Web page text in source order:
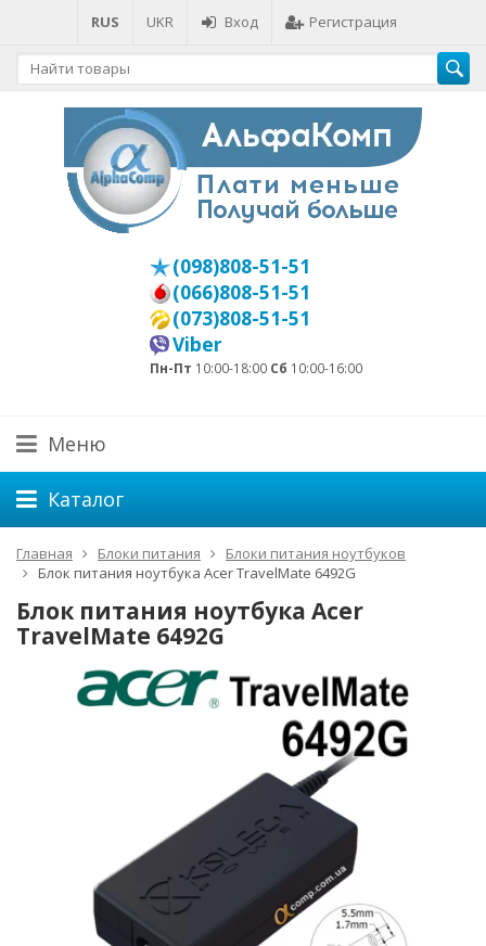
RUS UKR Вход Регистрация
(098)808-51-51
(066)808-51-51
(073)808-51-51
Viber
Пн-Пт 10:00-18:00 Сб 10:00-16:00
Меню
Каталог
Главная Блоки питания
Блоки питания ноутбуков
Блок питания ноутбука Acer TravelMate 6492G
Блок питания ноутбука Acer
TravelMate 6492G